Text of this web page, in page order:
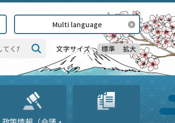
Multi language
検索 文字サイズ 標準 拡大